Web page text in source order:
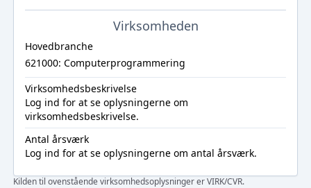
Virksomheden
Hovedbranche
621000: Computerprogrammering
Virksomhedsbeskrivelse
Log ind for at se oplysningerne om
virksomhedsbeskrivelse.
Antal årsværk
Log ind for at se oplysningerne om antal årsværk.
Kilden til ovenstående virksomhedsoplysninger er VIRK/CVR.